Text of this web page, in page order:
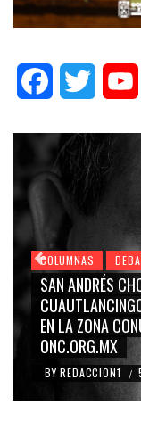
FacebookTwitter
COLUMNAS
SAN ANDRÉS
EN LA ZONA
ONC.ORG.MX
BY REDACCION1 /